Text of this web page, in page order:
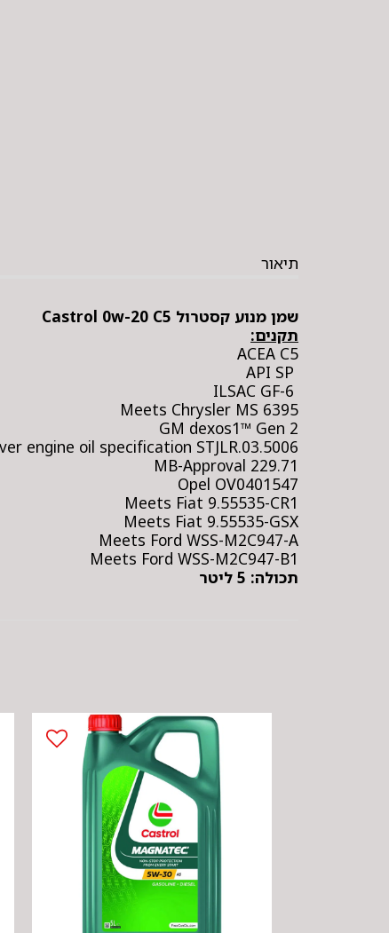
תיאור
שמן מנוע קסטרול Castrol 0w-20 C5
תקנים:
ACEA C5
Meets Chrysler MS 6395
GM dexos1™ Gen 2
engine oil specification STJLR.03.5006
MB-Approval 229.71
Opel OV0401547
Meets Fiat 9.55535-CR1
Meets Fiat 9.55535-GSX
Meets Ford WSS-M2C947-A
Meets Ford WSS-M2C947-B1
תכולה: 5 ליטר